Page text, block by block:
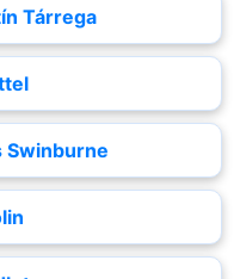
Tárrega
Swinburne